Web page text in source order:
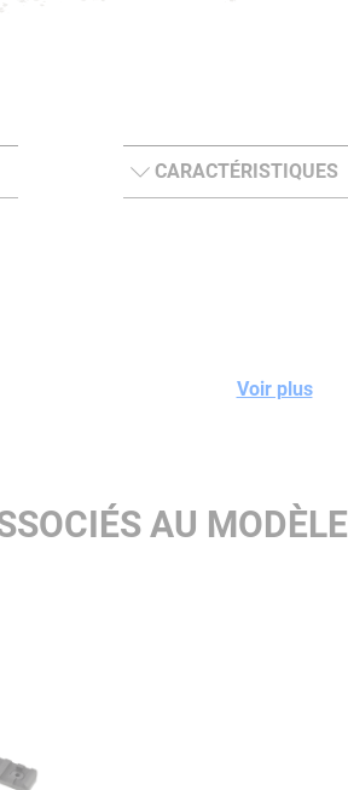
CARACTÉRISTIQUES
Voir plus
AU